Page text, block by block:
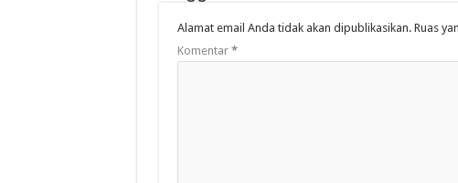
Alamat email Anda tidak akan dipublikasikan. Ruas
Komentar *